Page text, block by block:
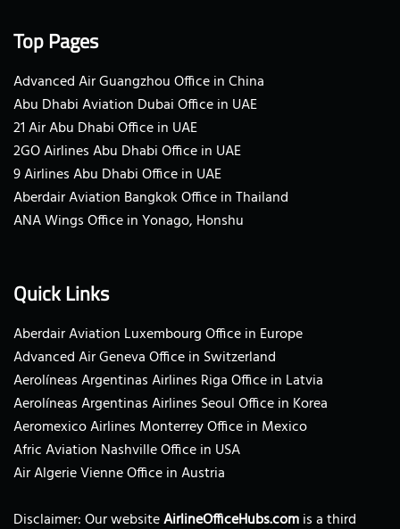
Top Pages
Advanced Air Guangzhou Office in China
Abu Dhabi Aviation Dubai Office in UAE
21 Air Abu Dhabi Office in UAE
2GO Airlines Abu Dhabi Office in UAE
9 Airlines Abu Dhabi Office in UAE
Aberdair Aviation Bangkok Office in Thailand
ANA Wings Office in Yonago, Honshu
Quick Links
Aberdair Aviation Luxembourg Office in Europe
Advanced Air Geneva Office in Switzerland
Aerolíneas Argentinas Airlines Riga Office in Latvia
Aerolíneas Argentinas Airlines Seoul Office in Korea
Aeromexico Airlines Monterrey Office in Mexico
Afric Aviation Nashville Office in USA
Air Algerie Vienne Office in Austria
Disclaimer: Our websiteAirlineOfficeHubs.comis a third